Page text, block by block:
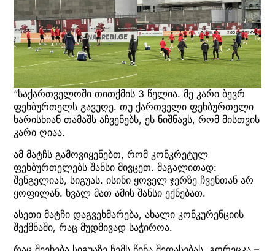
“საქართველოში თითქმის 3 წელია. მე კარი ბევრ
ფეხბურთელს გავუღე. თუ ქართველი ფეხბურთელი
ხარისხიან თამაშს აჩვენებს, ეს ნიშნავს, რომ მისთვის
კარი ღიაა.
ამ მატჩს გამოვიყენებთ, რომ კონკრეტულ
ფეხბურთელებს შანსი მივცეთ. მაგალითად:
შენგელიას, სიგუას. ისინი ყოველ ჯერზე ჩვენთან არ
ყოფილან. ხვალ მათ ამის შანსი ექნებათ.
ასეთი მატჩი დაგვეხმარება, ახალი კონკურენციის
შექმნაში, რაც მუდმივად საჭიროა.